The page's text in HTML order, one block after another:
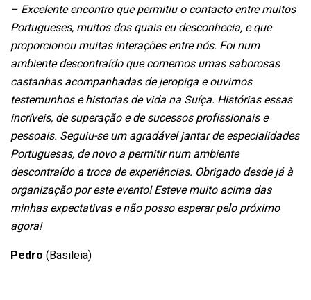
– Excelente encontro que permitiu o contacto entre muitos
Portugueses, muitos dos quais eu desconhecia, e que
proporcionou muitas interações entre nós. Foi num
ambiente descontraído que comemos umas saborosas
castanhas acompanhadas de jeropiga e ouvimos
testemunhos e historias de vida na Suíça. Histórias essas
incríveis, de superação e de sucessos profissionais e
pessoais. Seguiu-se um agradável jantar de especialidades
Portuguesas, de novo a permitir num ambiente
descontraído a troca de experiências. Obrigado desde já à
organização por este evento! Esteve muito acima das
minhas expectativas e não posso esperar pelo próximo
agora!
Pedro (Basileia)